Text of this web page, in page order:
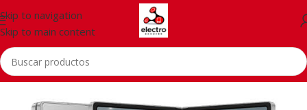
Skip to navigation
Skip to main content
Inicio/Accessorios